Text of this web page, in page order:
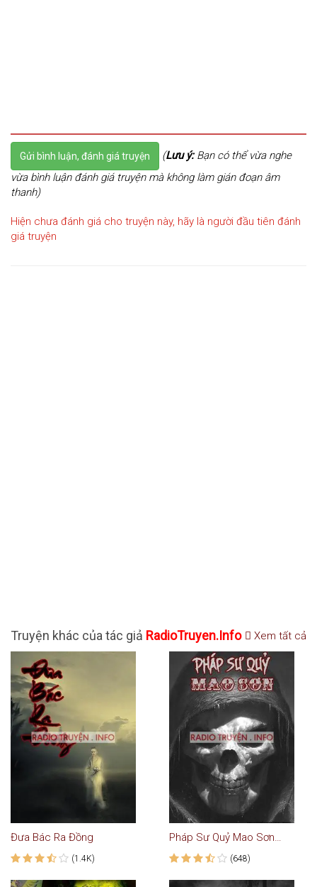
Gửi bình luận, đánh giá truyện (Lưu ý:Bạn có thể vừa nghe
vừa bình luận đánh giá truyện mà không làm gián đoạn âm
thanh)
Hiện chưa đánh giá cho truyện này, hãy là người đầu tiên đánh
giá truyện
Truyện khác của tác giả RadioTruyen.Info Xem tất cả
Đưa Bác Ra Đồng
(1.4K)
Pháp Sư Quỷ Mao Sơn - Truyện Ma
(648)